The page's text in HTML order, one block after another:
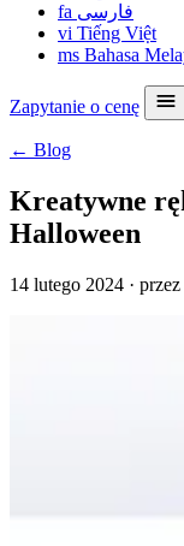
fa فارسی
vi Tiếng Việt
ms Bahasa
Zapytanie o cenę
← Blog
Kreatywne
Halloween
14 lutego 2024 ·